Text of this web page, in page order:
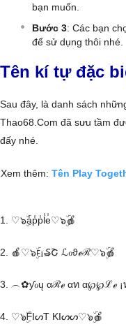
bạn muốn.
Bước 3: Các bạn
để sử dụng thôi nhé.
Tên kí tự đặc
Sau đây, là danh sách
Thao68.Com đã sưu tầm
đấy nhé.
Xem thêm: Tên Play
1. ♡๖ۣۜa̾p̾p̾l̾e̾♡๖ۣۜ🍎
2. 🍎♡๖ۣۜꜰ¡₷Շ ℒℴϑℯℛ♡๖ۣۜ🍎
3. ︵✿ƴℴų αℛℯ αท α℘℘ℒℯ
4. ♡๖ۣۜᖴIᔕT KIᔕᔕ♡๖ۣۜ🍎